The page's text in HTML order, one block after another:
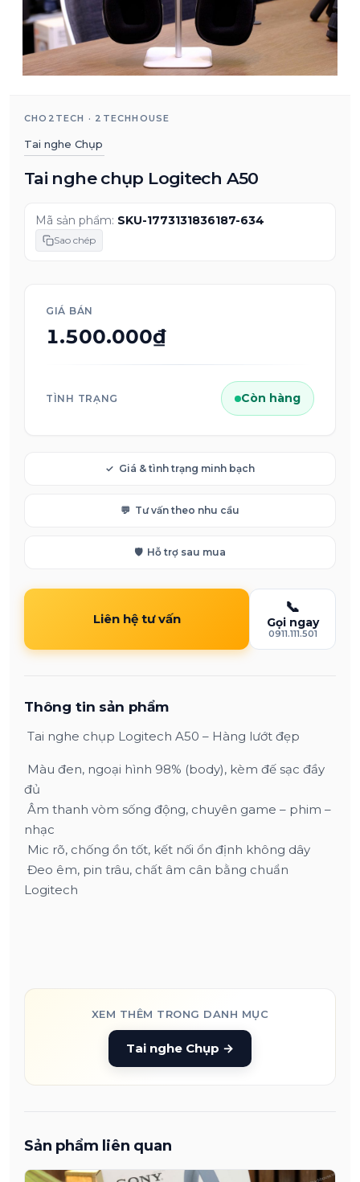
CHO2TECH · 2TECHHOUSE
Tai nghe Chụp
Tai nghe chụp Logitech A50
Mã sản phẩm: SKU-1773131836187-634
Sao chép
GIÁ BÁN
1.500.000₫
TÌNH TRẠNG Còn hàng
✓ Giá & tình trạng minh bạch
💬 Tư vấn theo nhu cầu
🛡️ Hỗ trợ sau mua
Liên hệ tư vấn
📞
Gọi ngay
0911.111.501
Thông tin sản phẩm
Tai nghe chụp Logitech A50 – Hàng lướt đẹp
Màu đen, ngoại hình 98% (body), kèm đế sạc đầy
đủ
Âm thanh vòm sống động, chuyên game – phim –
nhạc
Mic rõ, chống ồn tốt, kết nối ổn định không dây
Đeo êm, pin trâu, chất âm cân bằng chuẩn
Logitech
XEM THÊM TRONG DANH MỤC
Tai nghe Chụp →
Sản phẩm liên quan